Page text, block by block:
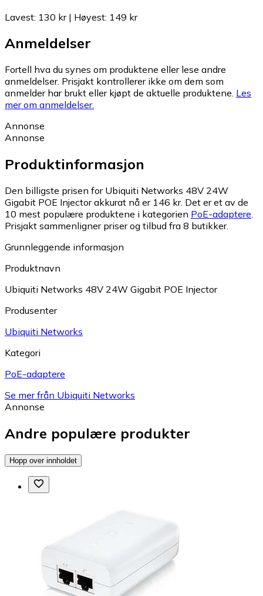
Lavest: 130 kr| Høyest: 149 kr
Anmeldelser
Fortell hva du synes om produktene eller lese andre
anmeldelser. Prisjakt kontrollerer ikke om dem som
anmelder har brukt eller kjøpt de aktuelle produktene. Les
mer om anmeldelser.
Annonse
Annonse
Produktinformasjon
Den billigste prisen for Ubiquiti Networks 48V 24W
Gigabit POE Injector akkurat nå er 146 kr. Det er et av de
10 mest populære produktene i kategorien PoE-adaptere.
Prisjakt sammenligner priser og tilbud fra 8 butikker.
Grunnleggende informasjon
Produktnavn
Ubiquiti Networks 48V 24W Gigabit POE Injector
Produsenter
Ubiquiti Networks
Kategori
PoE-adaptere
Se mer från Ubiquiti Networks
Annonse
Andre populære produkter
Hopp over innholdet